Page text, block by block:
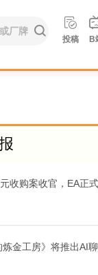


投稿 B
收购案收官，EA正
炼金工房》将推出AI